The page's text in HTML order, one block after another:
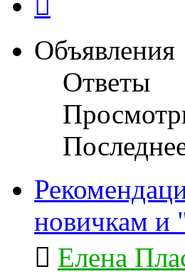
Объявления
Ответы
новичкам и
Елена